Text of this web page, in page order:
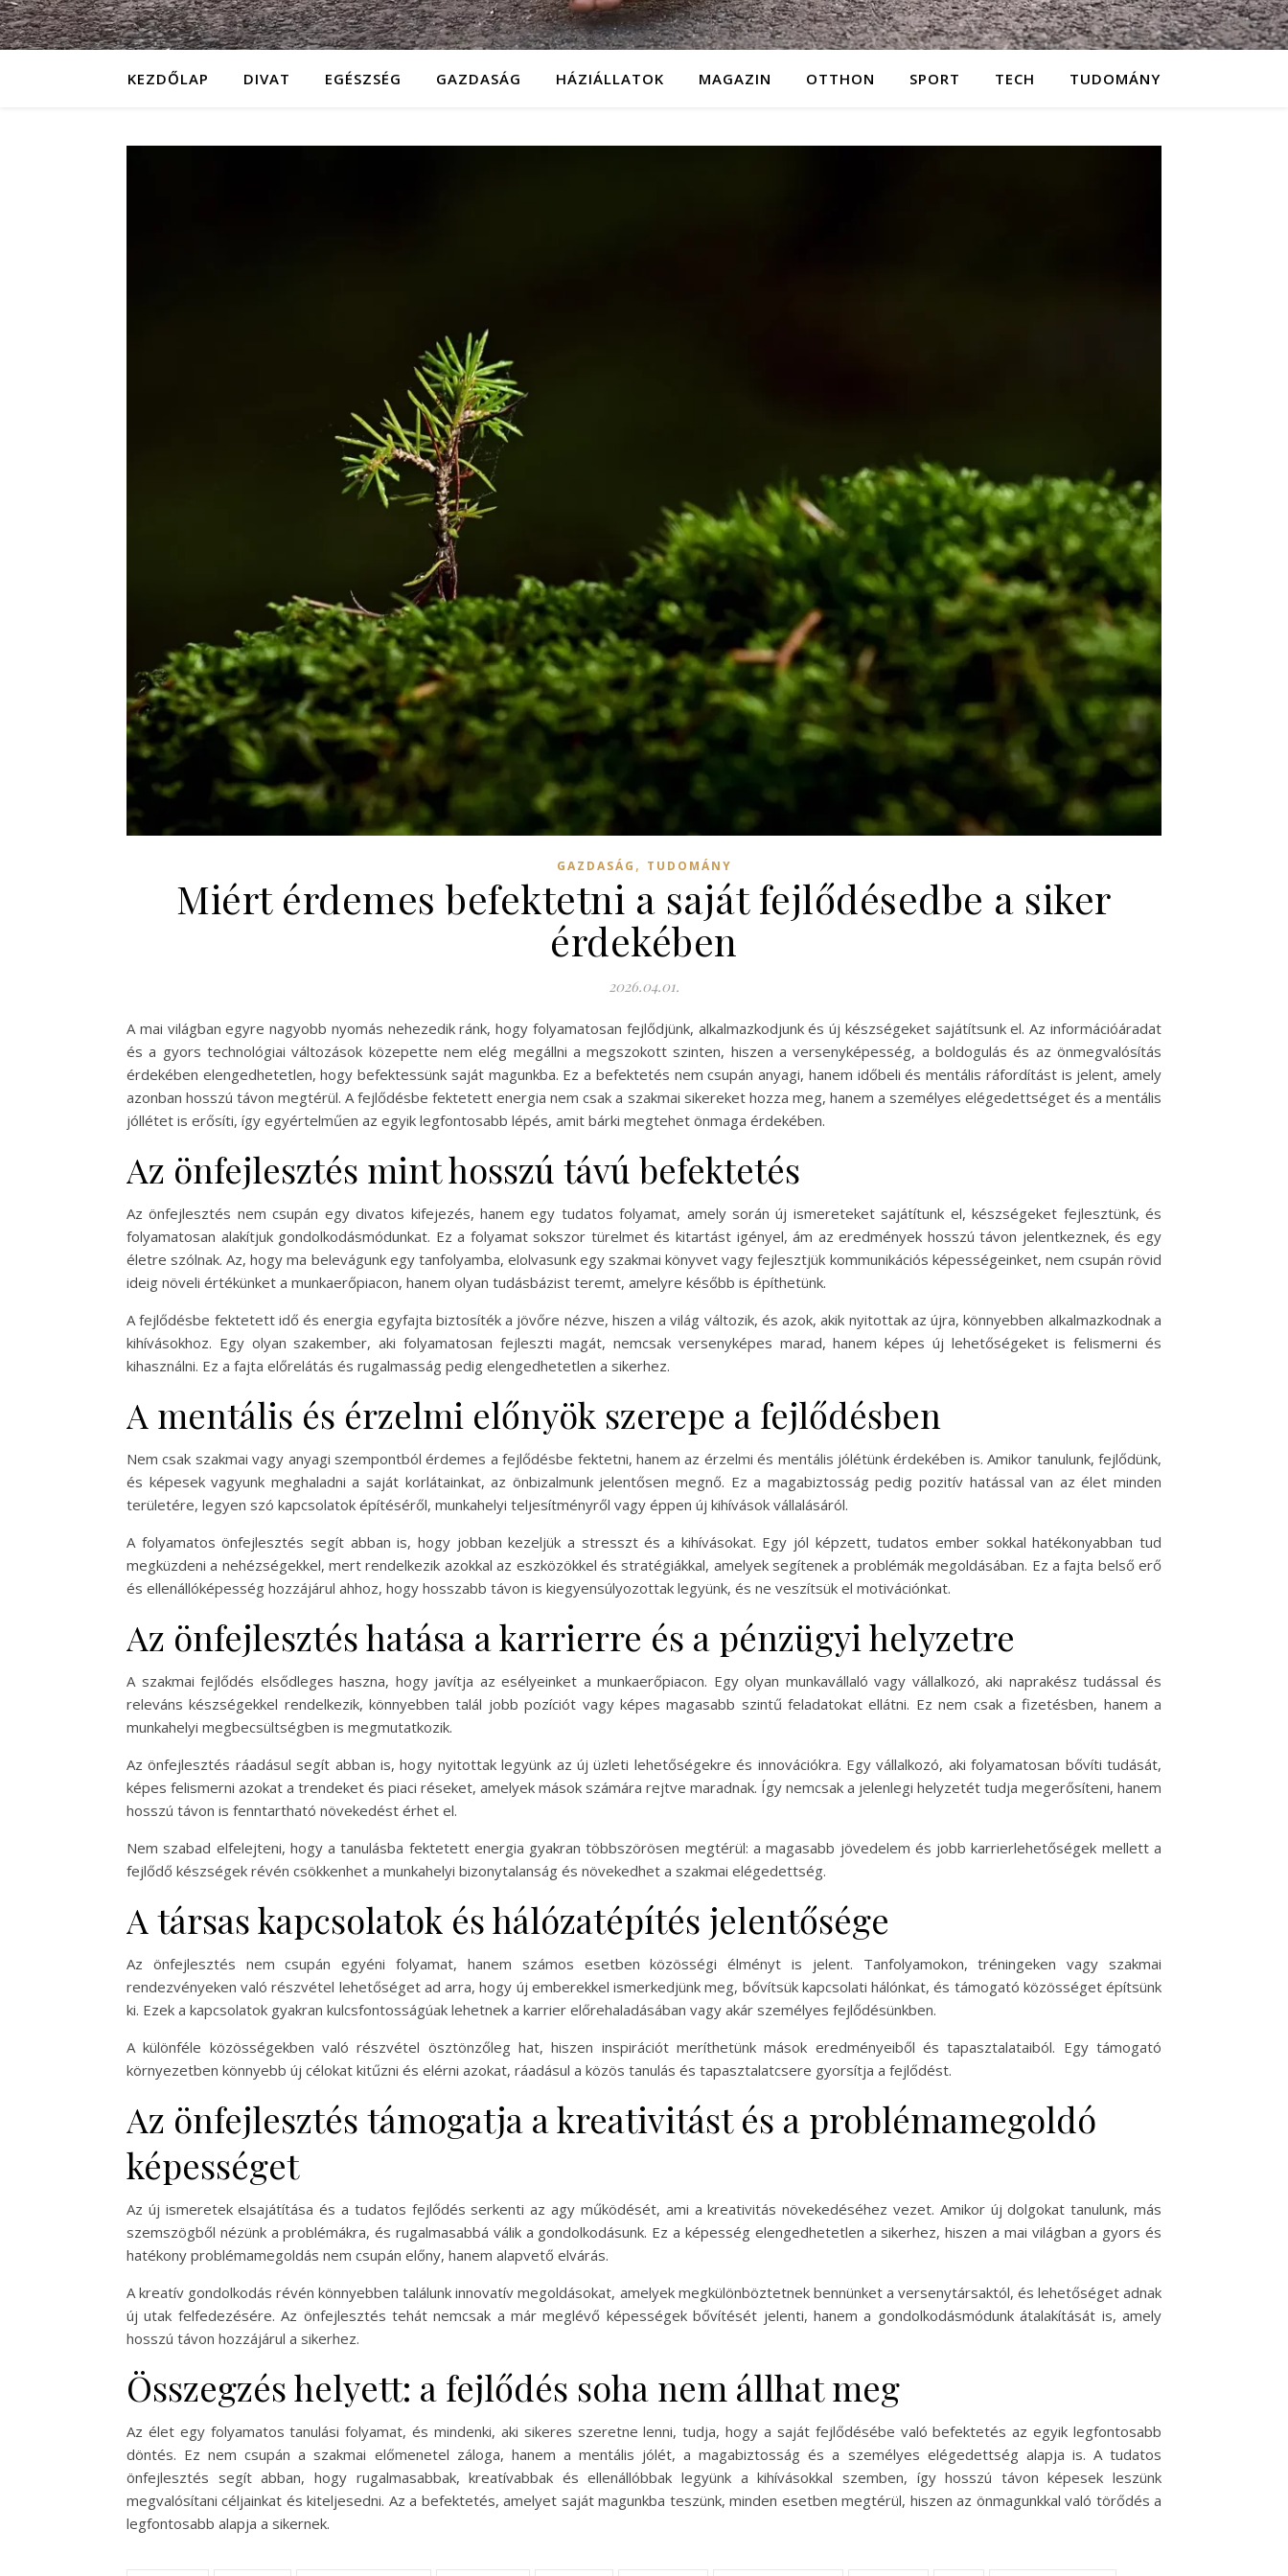
KEZDŐLAP DIVAT EGÉSZSÉG GAZDASÁG HÁZIÁLLATOK MAGAZIN OTTHON SPORT TECH TUDOMÁNY
GAZDASÁG , TUDOMÁNY
Miért érdemes befektetni a saját fejlődésedbe a siker
érdekében
2026.04.01.
A mai világban egyre nagyobb nyomás nehezedik ránk, hogy folyamatosan fejlődjünk, alkalmazkodjunk és új készségeket sajátítsunk el. Az információáradat
és a gyors technológiai változások közepette nem elég megállni a megszokott szinten, hiszen a versenyképesség, a boldogulás és az önmegvalósítás
érdekében elengedhetetlen, hogy befektessünk saját magunkba. Ez a befektetés nem csupán anyagi, hanem időbeli és mentális ráfordítást is jelent, amely
azonban hosszú távon megtérül. A fejlődésbe fektetett energia nem csak a szakmai sikereket hozza meg, hanem a személyes elégedettséget és a mentális
jóllétet is erősíti, így egyértelműen az egyik legfontosabb lépés, amit bárki megtehet önmaga érdekében.
Az önfejlesztés mint hosszú távú befektetés
Az önfejlesztés nem csupán egy divatos kifejezés, hanem egy tudatos folyamat, amely során új ismereteket sajátítunk el, készségeket fejlesztünk, és
folyamatosan alakítjuk gondolkodásmódunkat. Ez a folyamat sokszor türelmet és kitartást igényel, ám az eredmények hosszú távon jelentkeznek, és egy
életre szólnak. Az, hogy ma belevágunk egy tanfolyamba, elolvasunk egy szakmai könyvet vagy fejlesztjük kommunikációs képességeinket, nem csupán rövid
ideig növeli értékünket a munkaerőpiacon, hanem olyan tudásbázist teremt, amelyre később is építhetünk.
A fejlődésbe fektetett idő és energia egyfajta biztosíték a jövőre nézve, hiszen a világ változik, és azok, akik nyitottak az újra, könnyebben alkalmazkodnak a
kihívásokhoz. Egy olyan szakember, aki folyamatosan fejleszti magát, nemcsak versenyképes marad, hanem képes új lehetőségeket is felismerni és
kihasználni. Ez a fajta előrelátás és rugalmasság pedig elengedhetetlen a sikerhez.
A mentális és érzelmi előnyök szerepe a fejlődésben
Nem csak szakmai vagy anyagi szempontból érdemes a fejlődésbe fektetni, hanem az érzelmi és mentális jólétünk érdekében is. Amikor tanulunk, fejlődünk,
és képesek vagyunk meghaladni a saját korlátainkat, az önbizalmunk jelentősen megnő. Ez a magabiztosság pedig pozitív hatással van az élet minden
területére, legyen szó kapcsolatok építéséről, munkahelyi teljesítményről vagy éppen új kihívások vállalásáról.
A folyamatos önfejlesztés segít abban is, hogy jobban kezeljük a stresszt és a kihívásokat. Egy jól képzett, tudatos ember sokkal hatékonyabban tud
megküzdeni a nehézségekkel, mert rendelkezik azokkal az eszközökkel és stratégiákkal, amelyek segítenek a problémák megoldásában. Ez a fajta belső erő
és ellenállóképesség hozzájárul ahhoz, hogy hosszabb távon is kiegyensúlyozottak legyünk, és ne veszítsük el motivációnkat.
Az önfejlesztés hatása a karrierre és a pénzügyi helyzetre
A szakmai fejlődés elsődleges haszna, hogy javítja az esélyeinket a munkaerőpiacon. Egy olyan munkavállaló vagy vállalkozó, aki naprakész tudással és
releváns készségekkel rendelkezik, könnyebben talál jobb pozíciót vagy képes magasabb szintű feladatokat ellátni. Ez nem csak a fizetésben, hanem a
munkahelyi megbecsültségben is megmutatkozik.
Az önfejlesztés ráadásul segít abban is, hogy nyitottak legyünk az új üzleti lehetőségekre és innovációkra. Egy vállalkozó, aki folyamatosan bővíti tudását,
képes felismerni azokat a trendeket és piaci réseket, amelyek mások számára rejtve maradnak. Így nemcsak a jelenlegi helyzetét tudja megerősíteni, hanem
hosszú távon is fenntartható növekedést érhet el.
Nem szabad elfelejteni, hogy a tanulásba fektetett energia gyakran többszörösen megtérül: a magasabb jövedelem és jobb karrierlehetőségek mellett a
fejlődő készségek révén csökkenhet a munkahelyi bizonytalanság és növekedhet a szakmai elégedettség.
A társas kapcsolatok és hálózatépítés jelentősége
Az önfejlesztés nem csupán egyéni folyamat, hanem számos esetben közösségi élményt is jelent. Tanfolyamokon, tréningeken vagy szakmai
rendezvényeken való részvétel lehetőséget ad arra, hogy új emberekkel ismerkedjünk meg, bővítsük kapcsolati hálónkat, és támogató közösséget építsünk
ki. Ezek a kapcsolatok gyakran kulcsfontosságúak lehetnek a karrier előrehaladásában vagy akár személyes fejlődésünkben.
A különféle közösségekben való részvétel ösztönzőleg hat, hiszen inspirációt meríthetünk mások eredményeiből és tapasztalataiból. Egy támogató
környezetben könnyebb új célokat kitűzni és elérni azokat, ráadásul a közös tanulás és tapasztalatcsere gyorsítja a fejlődést.
Az önfejlesztés támogatja a kreativitást és a problémamegoldó
képességet
Az új ismeretek elsajátítása és a tudatos fejlődés serkenti az agy működését, ami a kreativitás növekedéséhez vezet. Amikor új dolgokat tanulunk, más
szemszögből nézünk a problémákra, és rugalmasabbá válik a gondolkodásunk. Ez a képesség elengedhetetlen a sikerhez, hiszen a mai világban a gyors és
hatékony problémamegoldás nem csupán előny, hanem alapvető elvárás.
A kreatív gondolkodás révén könnyebben találunk innovatív megoldásokat, amelyek megkülönböztetnek bennünket a versenytársaktól, és lehetőséget adnak
új utak felfedezésére. Az önfejlesztés tehát nemcsak a már meglévő képességek bővítését jelenti, hanem a gondolkodásmódunk átalakítását is, amely
hosszú távon hozzájárul a sikerhez.
Összegzés helyett: a fejlődés soha nem állhat meg
Az élet egy folyamatos tanulási folyamat, és mindenki, aki sikeres szeretne lenni, tudja, hogy a saját fejlődésébe való befektetés az egyik legfontosabb
döntés. Ez nem csupán a szakmai előmenetel záloga, hanem a mentális jólét, a magabiztosság és a személyes elégedettség alapja is. A tudatos
önfejlesztés segít abban, hogy rugalmasabbak, kreatívabbak és ellenállóbbak legyünk a kihívásokkal szemben, így hosszú távon képesek leszünk
megvalósítani céljainkat és kiteljesedni. Az a befektetés, amelyet saját magunkba teszünk, minden esetben megtérül, hiszen az önmagunkkal való törődés a
legfontosabb alapja a sikernek.